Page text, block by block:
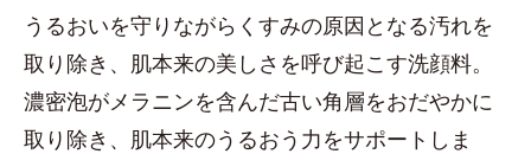
うるおいを守りながらくすみの原因となる汚れを
取り除き、肌本来の美しさを呼び起こす洗顔料。
濃密泡がメラニンを含んだ古い角層をおだやかに
取り除き、肌本来のうるおう力をサポートしま